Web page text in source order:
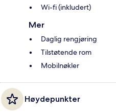
Wi-fi (inkludert)
Mer
Daglig rengjøring
Tilstøtende rom
Mobilnøkler
Høydepunkter